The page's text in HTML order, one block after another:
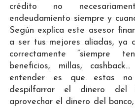
crédito no
endeudamiento siempre y
Según explica este asesor
a ser tus mejores aliadas, ya
correctamente “siempre
beneficios, millas,
entender es que estas
despilfarrar el dinero del
aprovechar el dinero del